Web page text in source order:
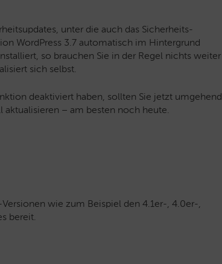
unter die auch das Sicherheits-
WordPress 3.7 automatisch im Hintergrund
so brauchen Sie in der Regel nichts weiter
sich selbst.
deaktiviert haben, sollten Sie jetzt umgehend
– am besten noch heute.
wie zum Beispiel den 4.1er-, 4.0er-,
bereit.